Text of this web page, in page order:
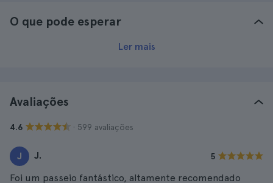
O que pode esperar
Ler mais
Avaliações
4.6 · 599 avaliações
J J. 5
Foi um passeio fantástico, altamente recomendado